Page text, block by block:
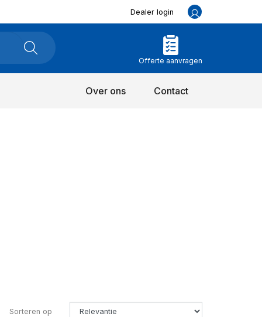
Dealer login
Offerte aanvragen
Over ons Contact
Sorteren op